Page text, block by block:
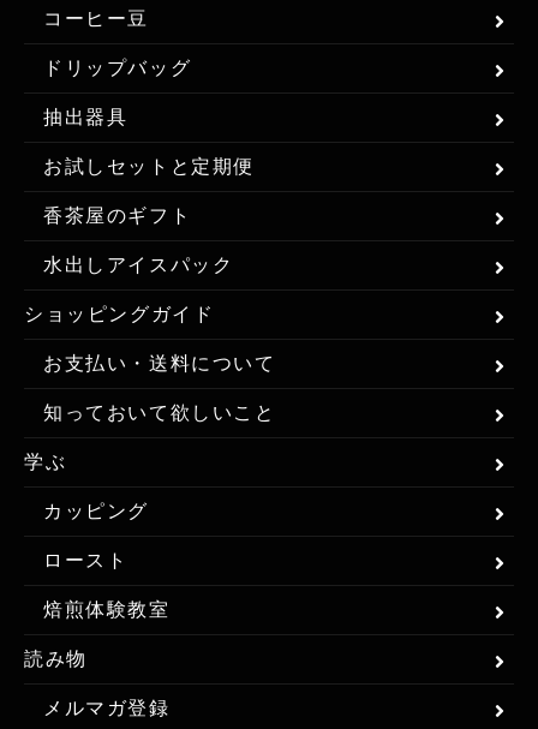
コーヒー豆
ドリップバッグ
抽出器具
お試しセットと定期便
香茶屋のギフト
水出しアイスパック
ショッピングガイド
お支払い・送料について
知っておいて欲しいこと
学ぶ
カッピング
ロースト
焙煎体験教室
読み物
メルマガ登録